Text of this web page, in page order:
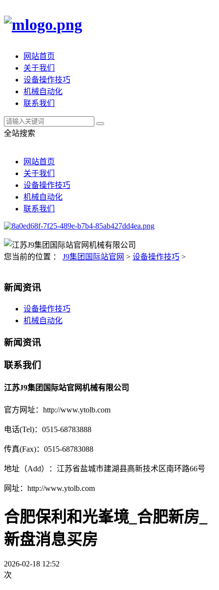
网站首页
关于我们
设备操作技巧
机械自动化
联系我们
全站搜索
网站首页
关于我们
设备操作技巧
机械自动化
联系我们
您当前的位置 ： J9集团国际站官网 > 设备操作技巧 >
新闻资讯
设备操作技巧
机械自动化
新闻资讯
联系我们
江苏J9集团国际站官网机械有限公司
官方网址：http://www.ytolb.com
电话(Tel)：0515-68783888
传真(Fax)：0515-68783088
地址（Add）：江苏省盐城市建湖县高新技术区南环路66号
网址：http://www.ytolb.com
合肥保利和光峯境_合肥新房_
新盘消息买房
2026-02-18 12:52
次